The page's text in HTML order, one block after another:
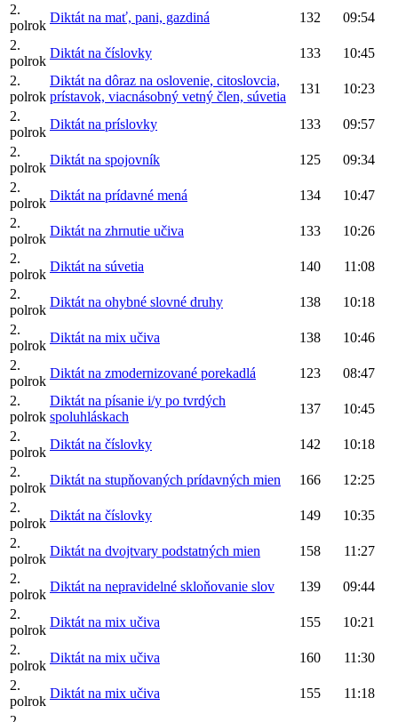
2.
polrok
Diktát na mať, pani, gazdiná 132
09:54
2.
polrok
Diktát na číslovky 133
10:45
2.
polrok
Diktát na dôraz na oslovenie, citoslovcia,
prístavok, viacnásobný vetný člen, súvetia
131
10:23
2.
polrok
Diktát na príslovky 133
09:57
2.
polrok
Diktát na spojovník 125
09:34
2.
polrok
Diktát na prídavné mená 134
10:47
2.
polrok
Diktát na zhrnutie učiva 133
10:26
2.
polrok
Diktát na súvetia 140
11:08
2.
polrok
Diktát na ohybné slovné druhy 138
10:18
2.
polrok
Diktát na mix učiva 138
10:46
2.
polrok
Diktát na zmodernizované porekadlá 123
08:47
2.
polrok
Diktát na písanie i/y po tvrdých
spoluhláskach
137
10:45
2.
polrok
Diktát na číslovky 142
10:18
2.
polrok
Diktát na stupňovaných prídavných mien 166
12:25
2.
polrok
Diktát na číslovky 149
10:35
2.
polrok
Diktát na dvojtvary podstatných mien 158
11:27
2.
polrok
Diktát na nepravidelné skloňovanie slov 139
09:44
2.
polrok
Diktát na mix učiva 155
10:21
2.
polrok
Diktát na mix učiva 160
11:30
2.
polrok
Diktát na mix učiva 155
11:18